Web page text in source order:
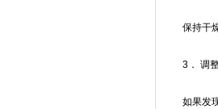
保持干燥
3． 调
如果发现